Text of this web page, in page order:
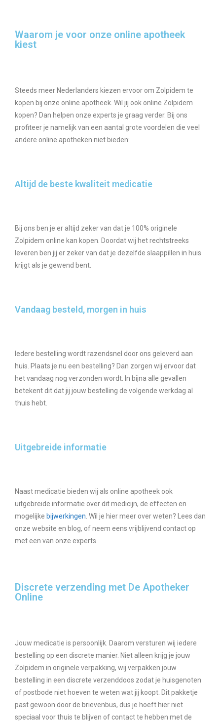
Waarom je voor onze online apotheek
kiest
Steeds meer Nederlanders kiezen ervoor om Zolpidem te
kopen bij onze online apotheek. Wil jij ook online Zolpidem
kopen? Dan helpen onze experts je graag verder. Bij ons
profiteer je namelijk van een aantal grote voordelen die veel
andere online apotheken niet bieden:
Altijd de beste kwaliteit medicatie
Bij ons ben je er altijd zeker van dat je 100% originele
Zolpidem online kan kopen. Doordat wij het rechtstreeks
leveren ben jij er zeker van dat je dezelfde slaappillen in huis
krijgt als je gewend bent.
Vandaag besteld, morgen in huis
Iedere bestelling wordt razendsnel door ons geleverd aan
huis. Plaats je nu een bestelling? Dan zorgen wij ervoor dat
het vandaag nog verzonden wordt. In bijna alle gevallen
betekent dit dat jij jouw bestelling de volgende werkdag al
thuis hebt.
Uitgebreide informatie
Naast medicatie bieden wij als online apotheek ook
uitgebreide informatie over dit medicijn, de effecten en
mogelijke bijwerkingen. Wil je hier meer over weten? Lees dan
onze website en blog, of neem eens vrijblijvend contact op
met een van onze experts.
Discrete verzending met De Apotheker
Online
Jouw medicatie is persoonlijk. Daarom versturen wij iedere
bestelling op een discrete manier. Niet alleen krijg je jouw
Zolpidem in originele verpakking, wij verpakken jouw
bestelling in een discrete verzenddoos zodat je huisgenoten
of postbode niet hoeven te weten wat jij koopt. Dit pakketje
past gewoon door de brievenbus, dus je hoeft hier niet
speciaal voor thuis te blijven of contact te hebben met de